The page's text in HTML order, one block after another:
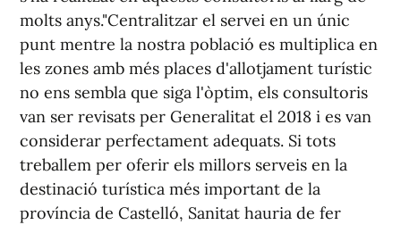
molts anys."Centralitzar el servei en un únic
punt mentre la nostra població es multiplica en
les zones amb més places d'allotjament turístic
no ens sembla que siga l'òptim, els consultoris
van ser revisats per Generalitat el 2018 i es van
considerar perfectament adequats. Si tots
treballem per oferir els millors serveis en la
destinació turística més important de la
província de Castelló, Sanitat hauria de fer